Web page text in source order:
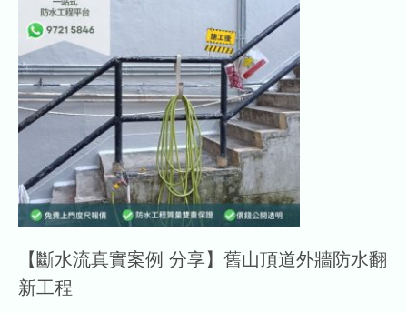
【斷水流真實案例 分享】舊山頂道外牆防水翻
新工程